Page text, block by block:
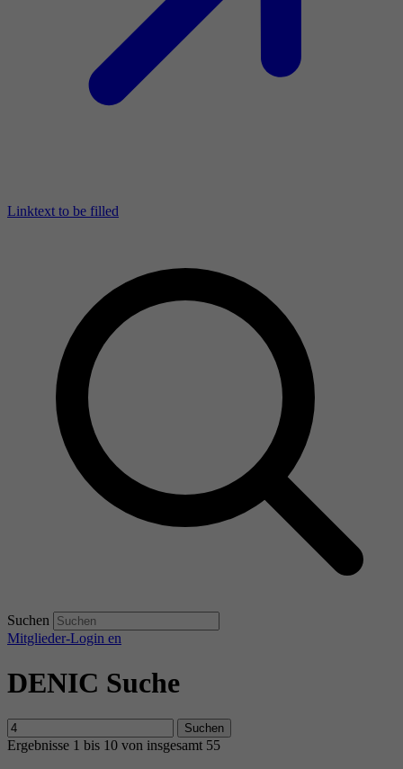
Linktext to be filled
Suchen
Mitglieder-Login en
DENIC Suche
Suchen
Ergebnisse 1 bis 10 von insgesamt 55